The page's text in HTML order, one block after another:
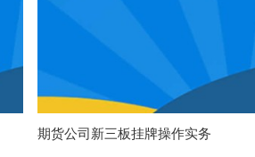
期货公司新三板挂牌操作实务